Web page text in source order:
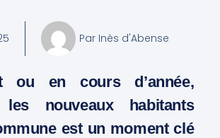
Par Inès d'Abense
ou en cours d’année,
les nouveaux habitants
est un moment clé